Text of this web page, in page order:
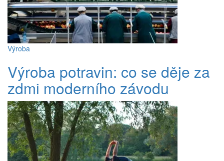
Výroba
Výroba potravin: co se děje za
zdmi moderního závodu